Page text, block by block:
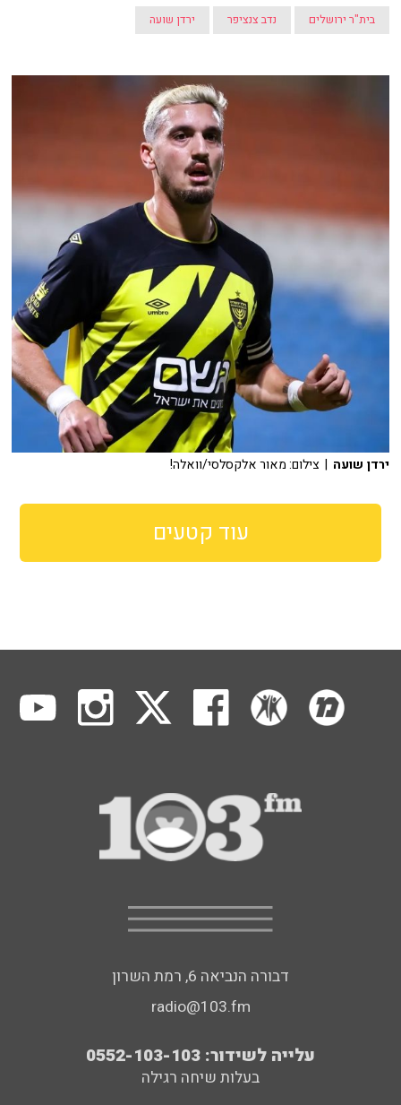
בית"ר ירושלים נדב צנציפר ירדן שועה
ירדן שועה | צילום: מאור אלקסלסי/וואלה!
עוד קטעים
דבורה הנביאה 6, רמת השרון
radio@103.fm
עלייה לשידור: 0552-103-103
בעלות שיחה רגילה